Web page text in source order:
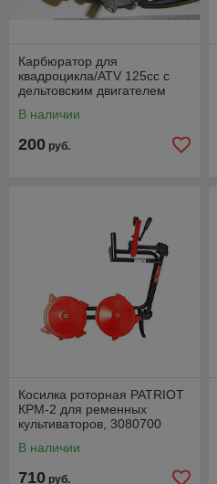
Карбюратор для
квадроцикла/ATV 125cc с
дельтовским двигателем
В наличии
200 руб.
Косилка роторная PATRIOT
КРМ-2 для ременных
культиваторов, 3080700
В наличии
710 руб.